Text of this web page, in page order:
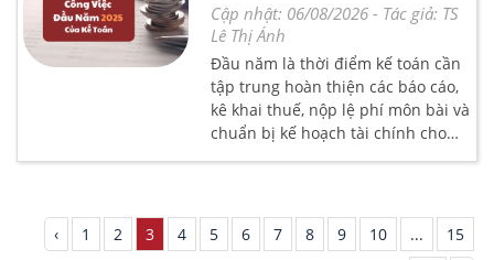
sử dụng cho đến đội ngũ nhân sự.
Vậy kế toán cho công ty nhỏ và
công ty lớn có khác biệt gì, và
doanh nghiệp cần làm gì để tối ưu
hệ thống kế toán theo quy mô của
mình? Hãy cùng tìm hiểu chi tiết
Cập nhật: 06/08/2026 - Tác giả: TS
Lê Thị Ánh
Đầu năm là thời điểm kế toán cần
tập trung hoàn thiện các báo cáo,
kê khai thuế, nộp lệ phí môn bài và
chuẩn bị kế hoạch tài chính cho
năm mới. Việc nắm rõ danh sách
thủ các quy định pháp luật và tối
ưu hoạt động tài chính. Tìm hiểu
‹ 1 2 3 4 5 6 7 8 9 10 ...
15